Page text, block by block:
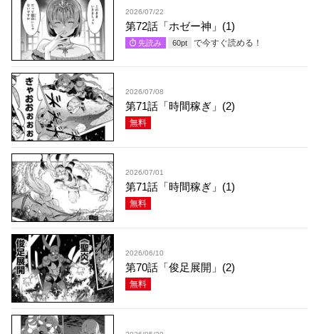
2026/07/22
第72話「ホゼー神」(1)
先読み 60pt で今すぐ読める！
2026/07/08
第71話「時間稼ぎ」(2)
無料
2026/07/01
第71話「時間稼ぎ」(1)
無料
2026/06/10
第70話「俊足展開」(2)
無料